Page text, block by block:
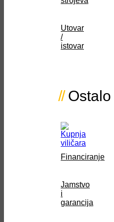
Utovar
/
istovar
Ostalo
Financiranje
Jamstvo
i
garancija